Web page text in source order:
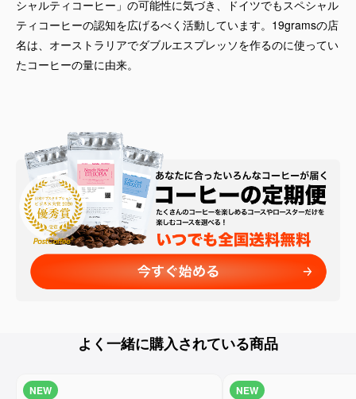
シャルティコーヒー」の可能性に気づき、ドイツでもスペシャル
ティコーヒーの認知を広げるべく活動しています。19gramsの店
名は、オーストラリアでダブルエスプレッソを作るのに使ってい
たコーヒーの量に由来。
よく一緒に購入されている商品
NEW NEW